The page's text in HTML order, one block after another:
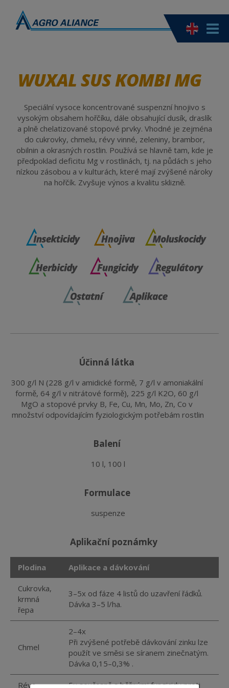
WUXAL SUS KOMBI MG
Speciální vysoce koncentrované suspenzní hnojivo s
vysokým obsahem hořčíku, dále obsahující dusík, draslík
a plně chelatizované stopové prvky. Vhodné je zejména
do cukrovky, chmelu, révy vinné, zeleniny, brambor,
obilnin a okrasných rostlin. Používá se hlavně tam, kde je
předpoklad deficitu Mg v rostlinách, tj. na půdách s jeho
nízkou zásobou a v kulturách, které mají zvýšené nároky
na hořčík. Zvyšuje výnos a kvalitu sklizně.
účinná látka
300 g/l N (228 g/l v amidické formě, 7 g/l v amoniakální
formě, 64 g/l v nitrátové formě), 225 g/l K2O, 60 g/l
MgO a stopové prvky B, Fe, Cu, Mn, Mo, Zn, Co v
množství odpovídajícím fyziologickým potřebám rostlin
balení
10 l, 100 l
formulace
suspenze
aplikační poznámky
Plodina Aplikace a dávkování
Cukrovka,
krmná
řepa
3–5x od fáze 4 listů do uzavření řádků.
Dávka 3–5 l/ha.
Chmel
2–4x
Při zvýšené potřebě dávkování zinku lze
použít ve směsi se síranem zinečnatým.
Dávka 0,15–0,3% .
Réva
5x současně s běžnými fungicidy proti